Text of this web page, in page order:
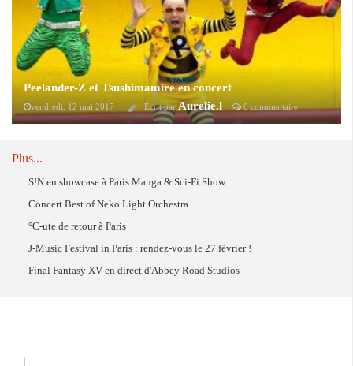
Peelander-Z et Tsushimamire en concert
vendredi, 12 mai 2017 Écrit par Aurelie.l 0 commentaire
Le mardi 23 mai prochain retrouvez les groupes Peelander-Z et
Plus...
S!N en showcase à Paris Manga & Sci-Fi Show
Concert Best of Neko Light Orchestra
°C-ute de retour à Paris
J-Music Festival in Paris : rendez-vous le 27 février !
Final Fantasy XV en direct d'Abbey Road Studios